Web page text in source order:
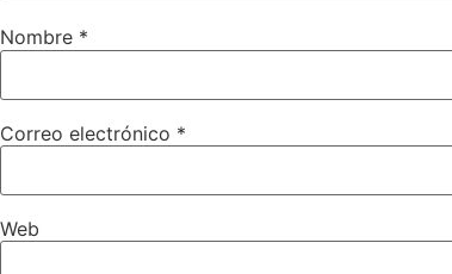
Nombre *
Correo electrónico *
Web